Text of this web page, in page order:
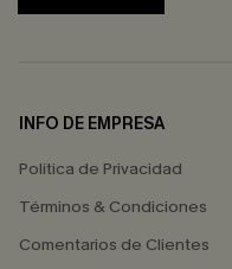
INFO DE EMPRESA
Política de Privacidad
Términos & Condiciones
Comentarios de Clientes